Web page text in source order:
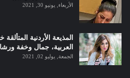
الأربعاء, يونيو 30, 2021
المذيعة الأردنية
العربية، جمال وخفة
الجمعة, يوليو 02, 2021